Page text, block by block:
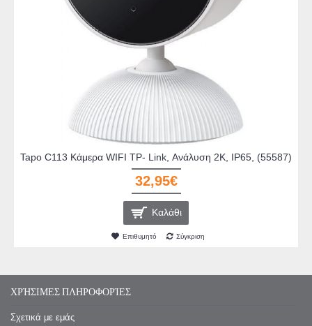
Tapo C113 Κάμερα WIFI TP- Link, Ανάλυση 2Κ, IP65, (55587)
32,95€
Καλάθι
Επιθυμητό Σύγκριση
ΧΡΉΣΙΜΕΣ ΠΛΗΡΟΦΟΡΊΕΣ
Σχετικά με εμάς